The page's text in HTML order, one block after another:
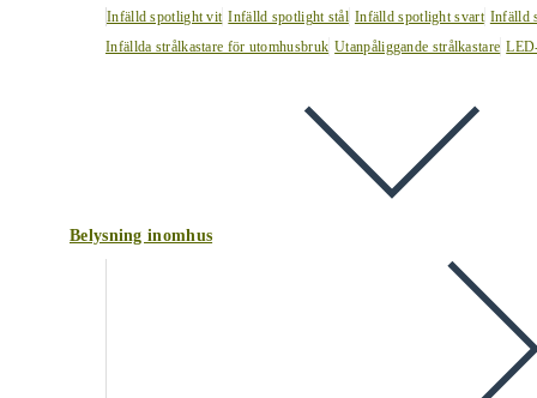
Infälld spotlight vit Infälld spotlight stål Infälld spotlight svart Infälld
Infällda strålkastare för utomhusbruk Utanpåliggande strålkastare
Belysning inomhus